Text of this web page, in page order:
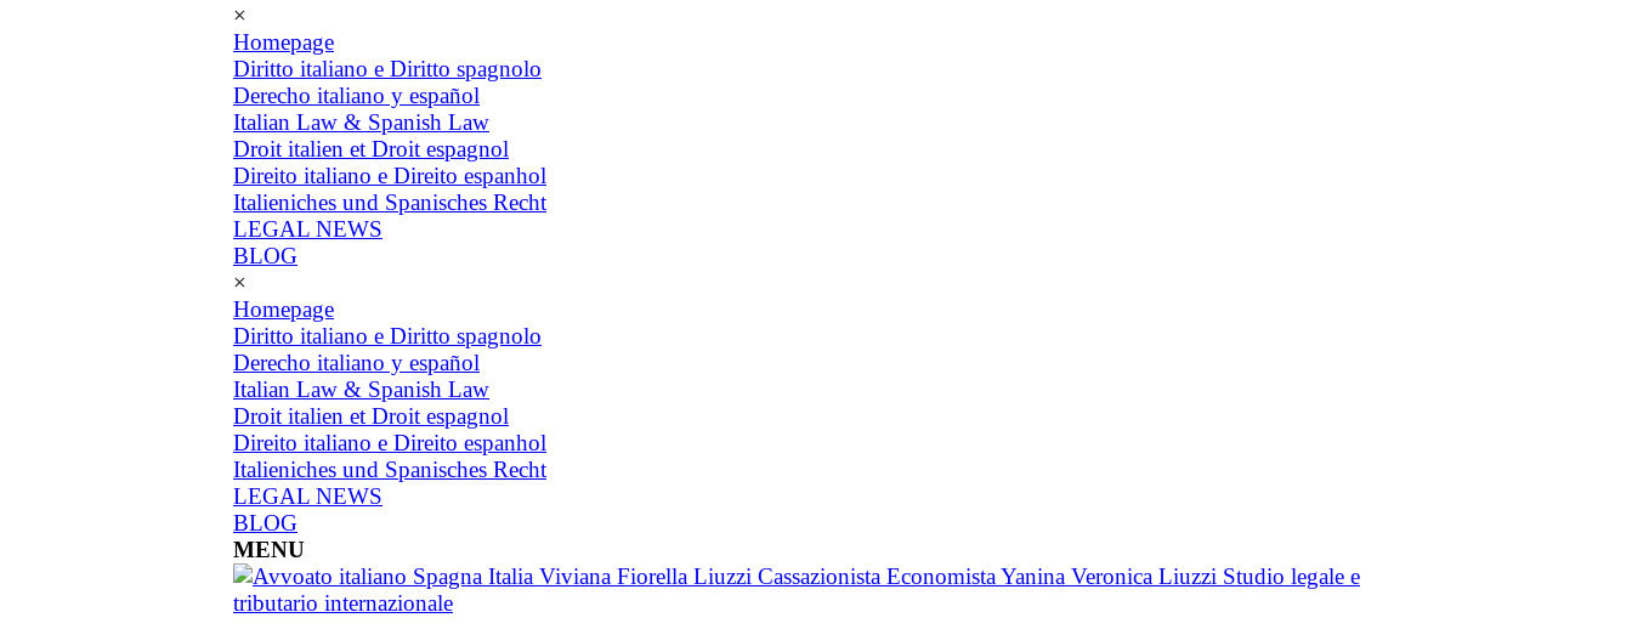
×
Homepage
Diritto italiano e Diritto spagnolo
Derecho italiano y español
Italian Law & Spanish Law
Droit italien et Droit espagnol
Direito italiano e Direito espanhol
Italieniches und Spanisches Recht
LEGAL NEWS
BLOG
×
Homepage
Diritto italiano e Diritto spagnolo
Derecho italiano y español
Italian Law & Spanish Law
Droit italien et Droit espagnol
Direito italiano e Direito espanhol
Italieniches und Spanisches Recht
LEGAL NEWS
BLOG
MENU